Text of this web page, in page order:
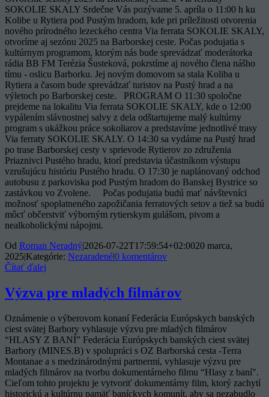
SOKOLIE SKALY Srdečne Vás pozývame 5. apríla o 11:00 h ku
Kolibe u Rytiera pod Pustým hradom, kde pri príležitosti otvorenia
nového prírodného lezeckého centra Via ferrata SOKOLIE SKALY,
otvoríme aj sezónu 2025 na Barborskej ceste. Počas podujatia s
kultúrnym programom, ktorým nás bude sprevádzať moderátorka
rádia BB FM Terézia Šusteková, pokrstíme aj nového člena nášho
tímu - oslicu Barborku. Jej novým domovom sa stala Koliba u
Rytiera a časom bude sprevádzať turistov na Pustý hrad a na
výletoch po Barborskej ceste. PROGRAM O 11:30 spoločne
prejdeme na lokalitu Via ferrata SOKOLIE SKALY, kde o 12:00
vypálením slávnostnej salvy z dela odštartujeme malý kultúrny
program s ukážkou práce sokoliarov a predstavíme jednotlivé trasy
Via ferraty SOKOLIE SKALY. O 14:30 sa vydáme na Pustý hrad
po trase Barborskej cesty v sprievode Rytierov zo združenia
Priaznivci Pustého hradu, ktorí predstavia účastníkom výstupu
vzrušujúcu históriu Pustého hradu. O 17:30 je naplánovaný odchod
autobusu z parkoviska pod Pustým hradom do Banskej Bystrice so
zastávkou vo Zvolene. Počas podujatia budú mať návštevníci
možnosť spoplatneného zapožičania ferratových setov a tiež sa budú
môcť občerstviť výborným rytierskym gulášom, pivom a
nealkoholickými nápojmi.
Od Roman Neradný|2026-07-22T17:59:54+02:0020 marca,
2025|Kategórie: Nezaradené|0 komentárov
Čítať ďalej
Výzva pre mladých filmárov
Oznámenie o výberovom konaní Federácia Európskych banských
ciest svätej Barbory vyhlasuje výzvu pre mladých filmárov
“HLASY Z BANÍ” Federácia Európskych banských ciest svätej
Barbory (MINES.B) v spolupráci s OZ Barborská cesta -Terra
Montanae a s medzinárodnými partnermi, vyhlasuje výzvu pre
mladých filmárov na tvorbu dokumentárneho filmu “Hlasy z baní".
Cieľom tohto projektu je vytvoriť dokumentárny film, ktorý zachytí
historickú a kultúrnu pamäť baníckych komunít, aby sa nezabudlo